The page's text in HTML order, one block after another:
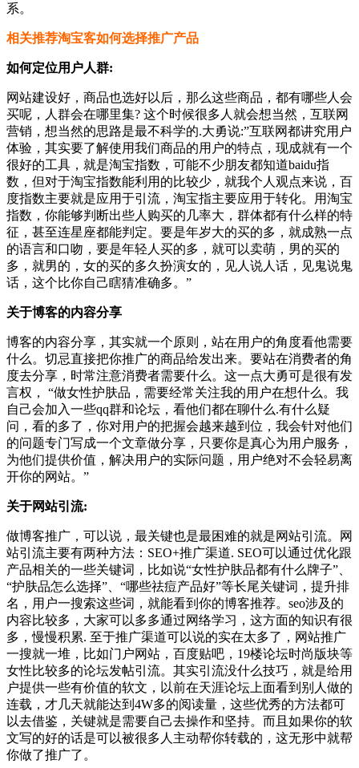
系。
相关推荐淘宝客如何选择推广产品
如何定位用户人群:
网站建设好，商品也选好以后，那么这些商品，都有哪些人会
买呢，人群会在哪里集? 这个时候很多人就会想当然，互联网
营销，想当然的思路是最不科学的.大勇说:”互联网都讲究用户
体验，其实要了解使用我们商品的用户的特点，现成就有一个
很好的工具，就是淘宝指数，可能不少朋友都知道baidu指
数，但对于淘宝指数能利用的比较少，就我个人观点来说，百
度指数主要就是应用于引流，淘宝指主要应用于转化。用淘宝
指数，你能够判断出些人购买的几率大，群体都有什么样的特
征，甚至连星座都能判定。要是年岁大的买的多，就成熟一点
的语言和口吻，要是年轻人买的多，就可以卖萌，男的买的
多，就男的，女的买的多久扮演女的，见人说人话，见鬼说鬼
话，这个比你自己瞎猜准确多。”
关于博客的内容分享
博客的内容分享，其实就一个原则，站在用户的角度看他需要
什么。切忌直接把你推广的商品给发出来。要站在消费者的角
度去分享，时常注意消费者需要什么。这一点大勇可是很有发
言权， “做女性护肤品，需要经常关注我的用户在想什么。我
自己会加入一些qq群和论坛，看他们都在聊什么.有什么疑
问，看的多了，你对用户的把握会越来越到位，我会针对他们
的问题专门写成一个文章做分享，只要你是真心为用户服务，
为他们提供价值，解决用户的实际问题，用户绝对不会轻易离
开你的网站。”
关于网站引流:
做博客推广，可以说，最关键也是最困难的就是网站引流。网
站引流主要有两种方法：SEO+推广渠道. SEO可以通过优化跟
产品相关的一些关键词，比如说“女性护肤品都有什么牌子”、
“护肤品怎么选择”、“哪些祛痘产品好”等长尾关键词，提升排
名，用户一搜索这些词，就能看到你的博客推荐。seo涉及的
内容比较多，大家可以多多通过网络学习，这方面的知识有很
多，慢慢积累. 至于推广渠道可以说的实在太多了，网站推广
一搜就一堆，比如门户网站，百度贴吧，19楼论坛时尚版块等
女性比较多的论坛发帖引流。其实引流没什么技巧，就是给用
户提供一些有价值的软文，以前在天涯论坛上面看到别人做的
连载，才几天就能达到4W多的阅读量，这些优秀的方法都可
以去借鉴，关键就是需要自己去操作和坚持。而且如果你的软
文写的好的话是可以被很多人主动帮你转载的，这无形中就帮
你做了推广了。